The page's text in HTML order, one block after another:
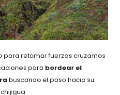
para retomar fuerzas cruzamos
para bordear el
buscando el paso hacia su